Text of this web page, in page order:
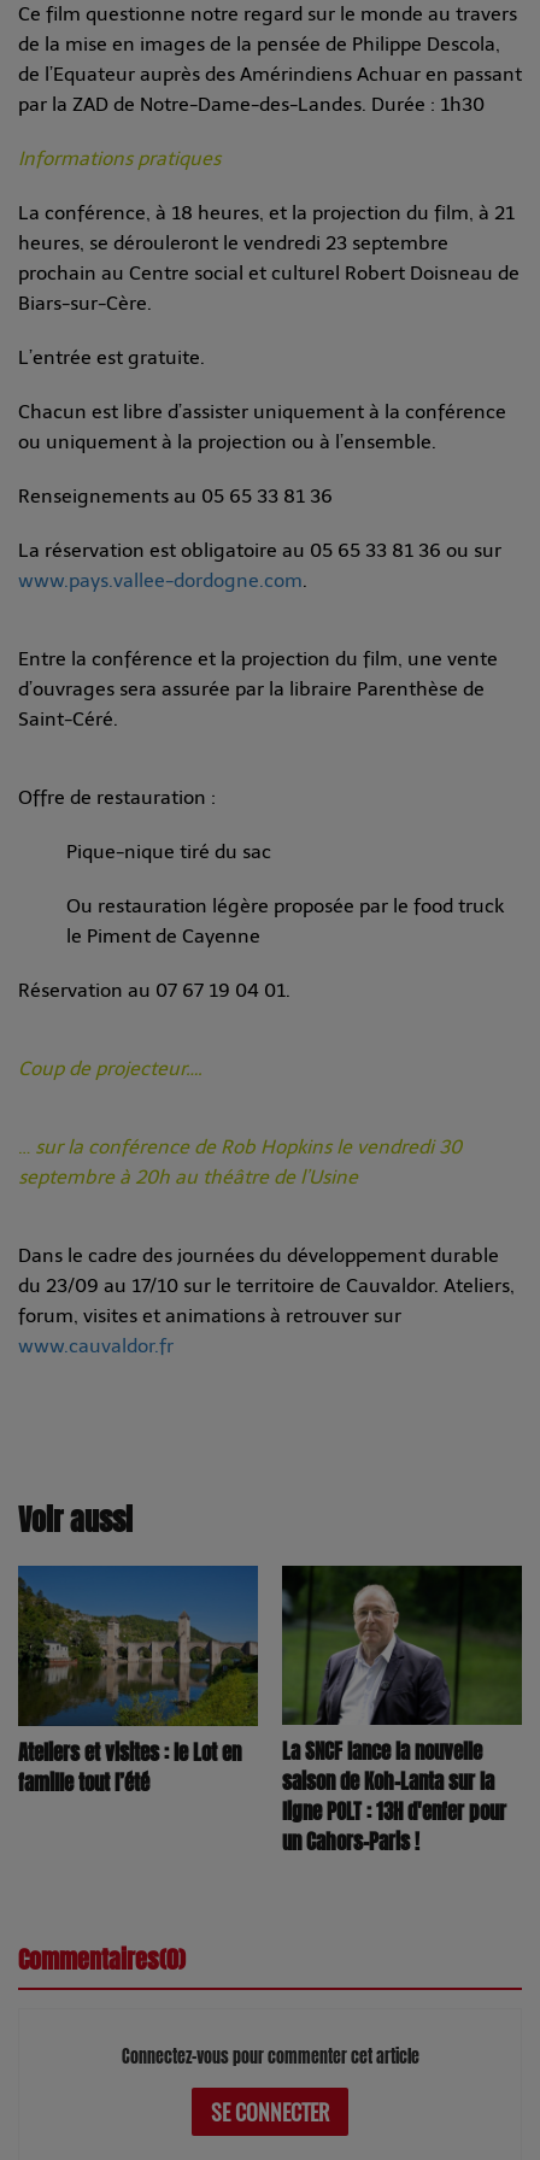
Ce film questionne notre regard sur le monde au travers
de la mise en images de la pensée de Philippe Descola,
de l’Equateur auprès des Amérindiens Achuar en passant
par la ZAD de Notre-Dame-des-Landes. Durée : 1h30
Informations pratiques
La conférence, à 18 heures, et la projection du film, à 21
heures, se dérouleront le vendredi 23 septembre
prochain au Centre social et culturel Robert Doisneau de
Biars-sur-Cère.
L’entrée est gratuite.
Chacun est libre d’assister uniquement à la conférence
ou uniquement à la projection ou à l’ensemble.
Renseignements au 05 65 33 81 36
La réservation est obligatoire au 05 65 33 81 36 ou sur
www.pays.vallee-dordogne.com
Entre la conférence et la projection du film, une vente
d’ouvrages sera assurée par la libraire Parenthèse de
Saint-Céré.
Offre de restauration :
Pique-nique tiré du sac
Ou restauration légère proposée par le food truck
le Piment de Cayenne
Réservation au 07 67 19 04 01.
Coup de projecteur….
sur la conférence de Rob Hopkins le vendredi 30
septembre à 20h au théâtre de l’Usine
Dans le cadre des journées du développement durable
du 23/09 au 17/10 sur le territoire de Cauvaldor. Ateliers,
forum, visites et animations à retrouver sur
www.cauvaldor.fr
Voir aussi
Ateliers et visites : le Lot en
famille tout l’été
La SNCF lance la nouvelle
saison de Koh-Lanta sur la
ligne POLT : 13H d'enfer pour
un Cahors-Paris !
Commentaires(0)
Connectez-vous pour commenter cet article
SE CONNECTER